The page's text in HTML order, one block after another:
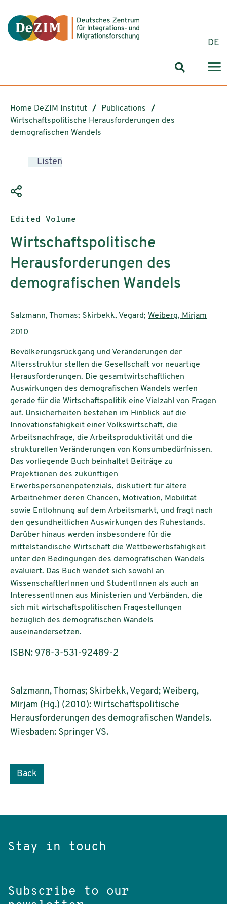
DE
Search
Home DeZIM Institut
Publications
Wirtschaftspolitische Herausforderungen des
demografischen Wandels
Listen
Publication type:
Edited Volume
Wirtschaftspolitische
Herausforderungen des
demografischen Wandels
Authors:
Salzmann, Thomas; Skirbekk, Vegard; Weiberg, Mirjam
Publication year:
2010
Bevölkerungsrückgang und Veränderungen der
Altersstruktur stellen die Gesellschaft vor neuartige
Herausforderungen. Die gesamtwirtschaftlichen
Auswirkungen des demografischen Wandels werfen
gerade für die Wirtschaftspolitik eine Vielzahl von Fragen
auf. Unsicherheiten bestehen im Hinblick auf die
Innovationsfähigkeit einer Volkswirtschaft, die
Arbeitsnachfrage, die Arbeitsproduktivität und die
strukturellen Veränderungen von Konsumbedürfnissen.
Das vorliegende Buch beinhaltet Beiträge zu
Projektionen des zukünftigen
Erwerbspersonenpotenzials, diskutiert für ältere
Arbeitnehmer deren Chancen, Motivation, Mobilität
sowie Entlohnung auf dem Arbeitsmarkt, und fragt nach
den gesundheitlichen Auswirkungen des Ruhestands.
Darüber hinaus werden insbesondere für die
mittelständische Wirtschaft die Wettbewerbsfähigkeit
unter den Bedingungen des demografischen Wandels
evaluiert. Das Buch wendet sich sowohl an
WissenschaftlerInnen und StudentInnen als auch an
InteressentInnen aus Ministerien und Verbänden, die
sich mit wirtschaftspolitischen Fragestellungen
bezüglich des demografischen Wandels
auseinandersetzen.
ISBN: 978-3-531-92489-2
Salzmann, Thomas; Skirbekk, Vegard; Weiberg,
Mirjam (Hg.) (2010): Wirtschaftspolitische
Herausforderungen des demografischen Wandels.
Wiesbaden: Springer VS.
Back
Stay in touch
Subscribe to our